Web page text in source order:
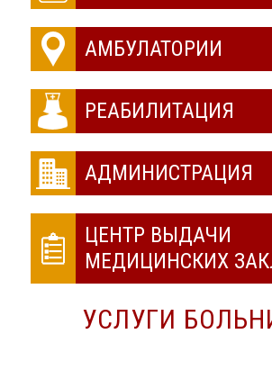
АМБУЛАТОРИИ
РЕАБИЛИТАЦИЯ
АДМИНИСТРАЦИЯ
ЦЕНТР ВЫДАЧИ
МЕДИЦИНСКИХ
УСЛУГИ